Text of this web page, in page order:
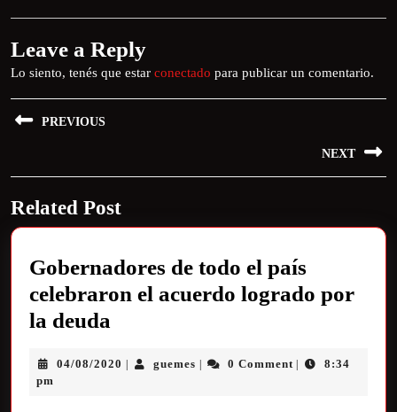
Leave a Reply
Lo siento, tenés que estar conectado para publicar un comentario.
PREVIOUS
NEXT
Related Post
Gobernadores de todo el país
celebraron el acuerdo logrado por
la deuda
04/08/2020 guemes 0 Comment
8:34
pm